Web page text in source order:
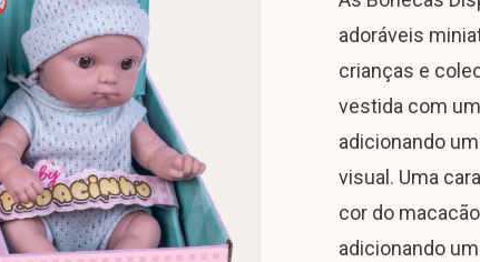
adoráveis
crianças e
vestida com
adicionando
visual. Uma
cor do
adicionando